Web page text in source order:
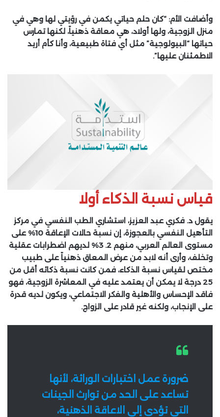
وأضافت الأم: “كان حلم حياتي يكمن في رؤيتي لها وهي في
منزل الزوجية، ولها أولاد، هي معاقة ذهنياً، لكنها تمارس
حياتها “البيولوجية” مثل أي فتاة طبيعية، وأنا كأم أريد
الاطمئنان عليها”.
قياس نسبة الذكاء أولا
يقول د. فكري عبد العزيز، استشاري الطب النفسي في مركز
التأهيل النفسي بالعجوزة، إن نسبة حالات الإعاقة 10% على
مستوى العالم العربي، منهم 2. 3% لديهم اضطرابات عقلية
وتخلف، وأرى أنه لابد من عرض المعاق ذهنياً على طبيب
مختص لقياس نسبة الذكاء، فمن كانت نسبة ذكائه أقل من
25 درجة لا يمكن أن يعتمد عليه في المعاشرة الزوجية، فهو
فاقد الإحساس والأهلية والفكر الاجتماعي، ويكون لديه قدرة
على الإنجاب، ولكنه غير قادر على الزواج.
ضرورة عمل اختبارات الوراثة، لأنها
تساعد على الحد من توارث الجينات
التي تؤدي إلى الاعاقة الذهنية،